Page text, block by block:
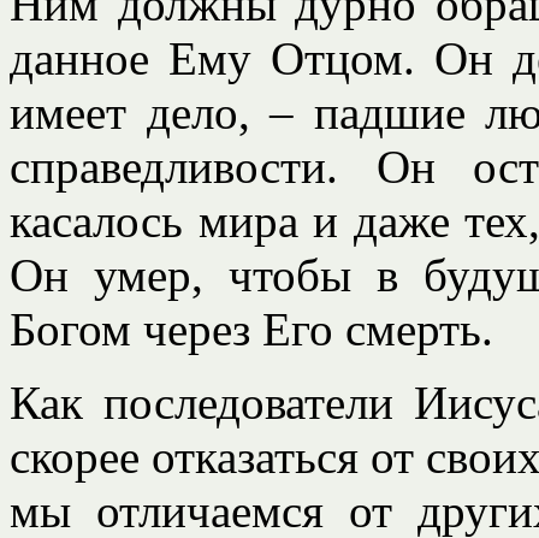
данное Ему Отцом. Он
имеет дело, – падшие
справедливости. Он
касалось мира и даже
Он умер, чтобы в
Богом через Его смерть.
Как последователи
скорее отказаться от
мы отличаемся от